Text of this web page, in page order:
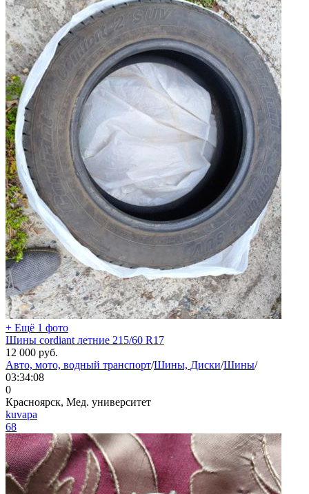
+ Ещё 1 фото
Шины cordiant летние 215/60 R17
12 000 руб.
Авто, мото, водный транспорт/Шины, Диски/Шины/
03:34:08
0
Красноярск, Мед. университет
kuvapa
68